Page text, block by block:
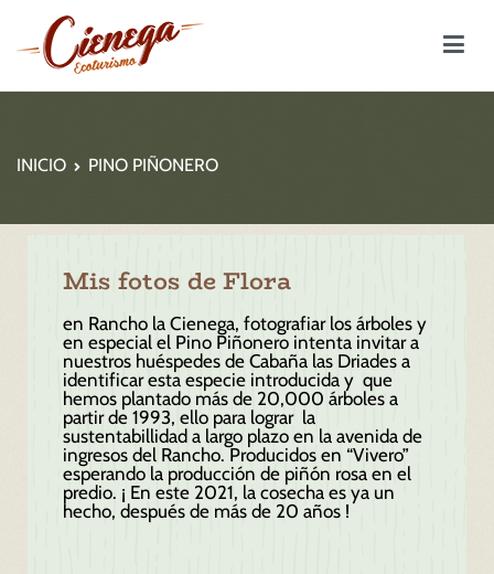
INICIO PINO PIÑONERO
Mis fotos de Flora
en Rancho la Cienega, fotografiar los árboles y
en especial el Pino Piñonero intenta invitar a
nuestros huéspedes de Cabaña las Driades a
identificar esta especie introducida y que
hemos plantadomás de 20,000 árboles a
partir de 1993, ello para lograr la
sustentabillidad a largo plazo en la avenida de
ingresos del Rancho. Producidos en “Vivero”
esperando la producción de piñón rosa en el
predio. ¡ En este 2021, la cosecha es yaun
hecho, después de más de 20 años !